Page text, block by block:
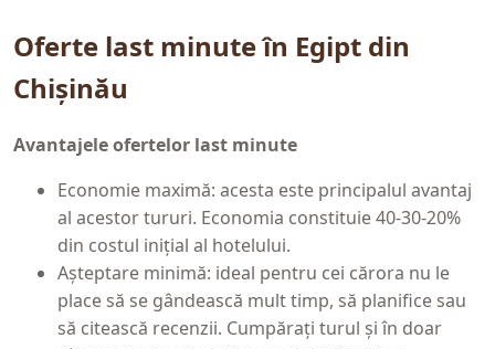
Oferte last minute în Egipt din
Chișinău
Avantajele ofertelor last minute
Economie maximă: acesta este principalul avantaj
al acestor tururi. Economia constituie 40-30-20%
din costul inițial al hotelului.
Așteptare minimă: ideal pentru cei cărora nu le
place să se gândească mult timp, să planifice sau
să citească recenzii. Cumpărați turul și în doar